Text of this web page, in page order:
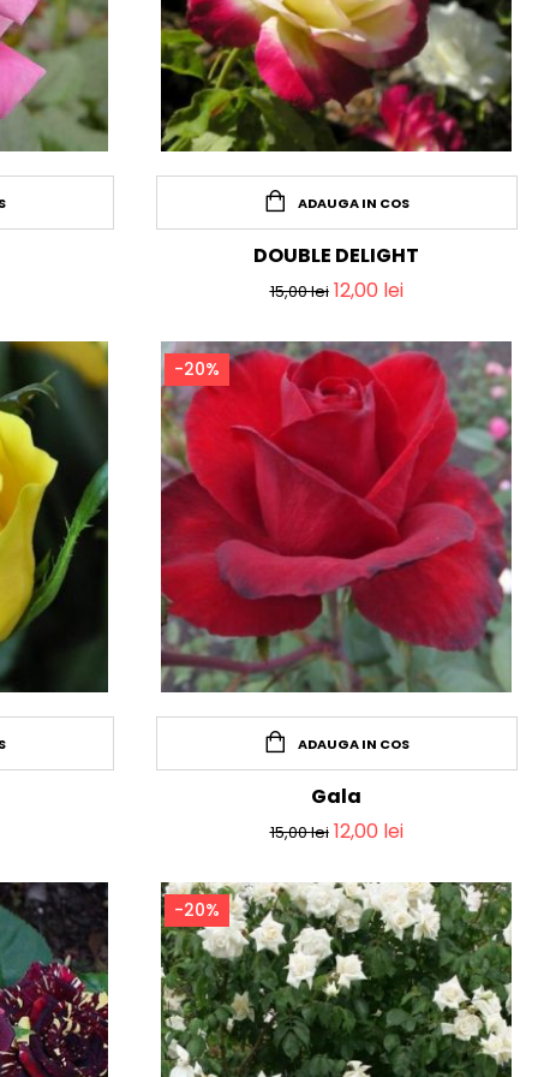
ADAUGA IN COS
DOUBLE DELIGHT
15,00lei 12,00 lei
-20%
ADAUGA IN COS
Gala
15,00lei 12,00 lei
-20%